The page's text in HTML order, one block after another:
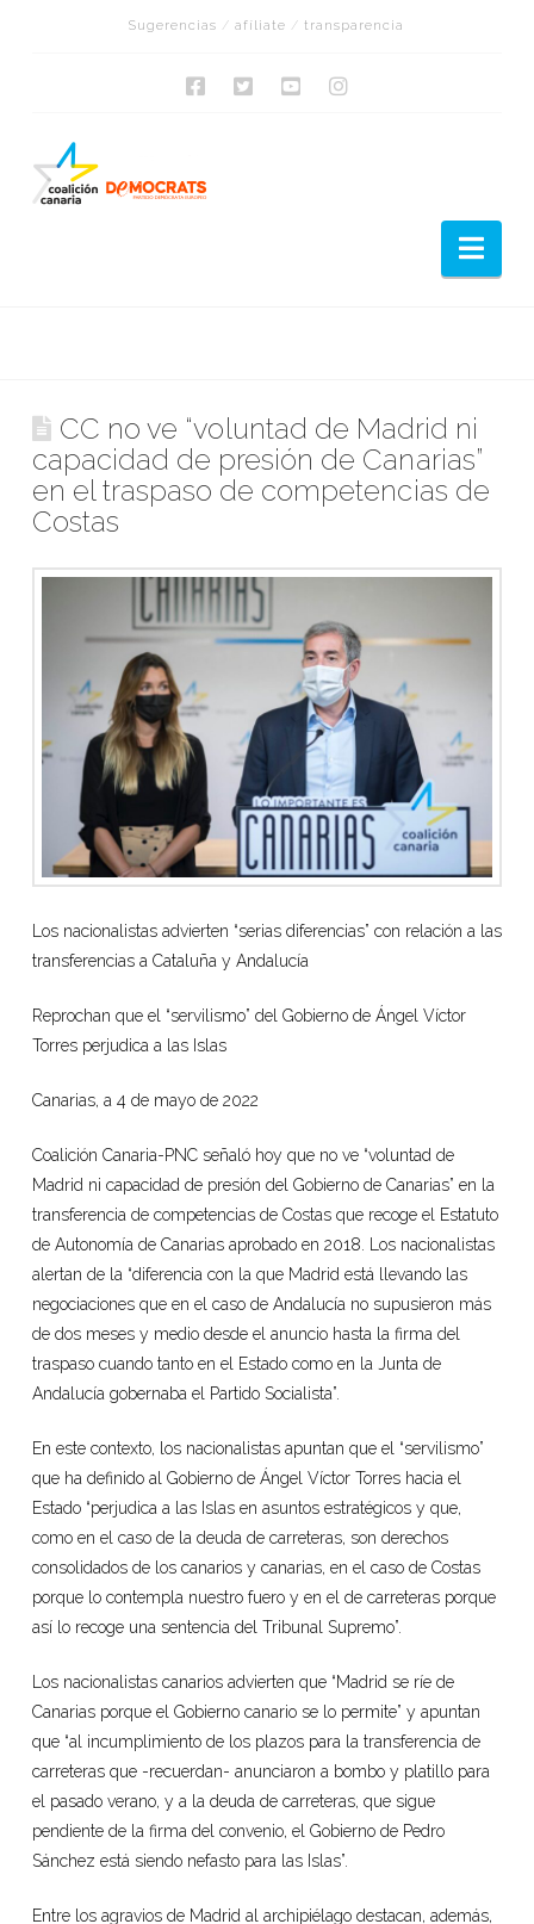
Sugerencias /afíliate /transparencia
CC no ve “voluntad de Madrid ni
capacidad de presión de Canarias”
en el traspaso de competencias de
Costas
Los nacionalistas advierten “serias diferencias” con relación a las
transferencias a Cataluña y Andalucía
Reprochan que el “servilismo” del Gobierno de Ángel Víctor
Torres perjudica a las Islas
Canarias, a 4 de mayo de 2022
Coalición Canaria-PNC señaló hoy que no ve “voluntad de
Madrid ni capacidad de presión del Gobierno de Canarias” en la
transferencia de competencias de Costas que recoge el Estatuto
de Autonomía de Canarias aprobado en 2018. Los nacionalistas
alertan de la “diferencia con la que Madrid está llevando las
negociaciones que en el caso de Andalucía no supusieron más
de dos meses y medio desde el anuncio hasta la firma del
traspaso cuando tanto en el Estado como en la Junta de
Andalucía gobernaba el Partido Socialista”.
En este contexto, los nacionalistas apuntan que el “servilismo”
que ha definido al Gobierno de Ángel Víctor Torres hacia el
Estado “perjudica a las Islas en asuntos estratégicos y que,
como en el caso de la deuda de carreteras, son derechos
consolidados de los canarios y canarias, en el caso de Costas
porque lo contempla nuestro fuero y en el de carreteras porque
así lo recoge una sentencia del Tribunal Supremo”.
Los nacionalistas canarios advierten que “Madrid se ríe de
Canarias porque el Gobierno canario se lo permite” y apuntan
que “al incumplimiento de los plazos para la transferencia de
carreteras que -recuerdan- anunciaron a bombo y platillo para
el pasado verano, y a la deuda de carreteras, que sigue
pendiente de la firma del convenio, el Gobierno de Pedro
Sánchez está siendo nefasto para las Islas”.
Entre los agravios de Madrid al archipiélago destacan, además,